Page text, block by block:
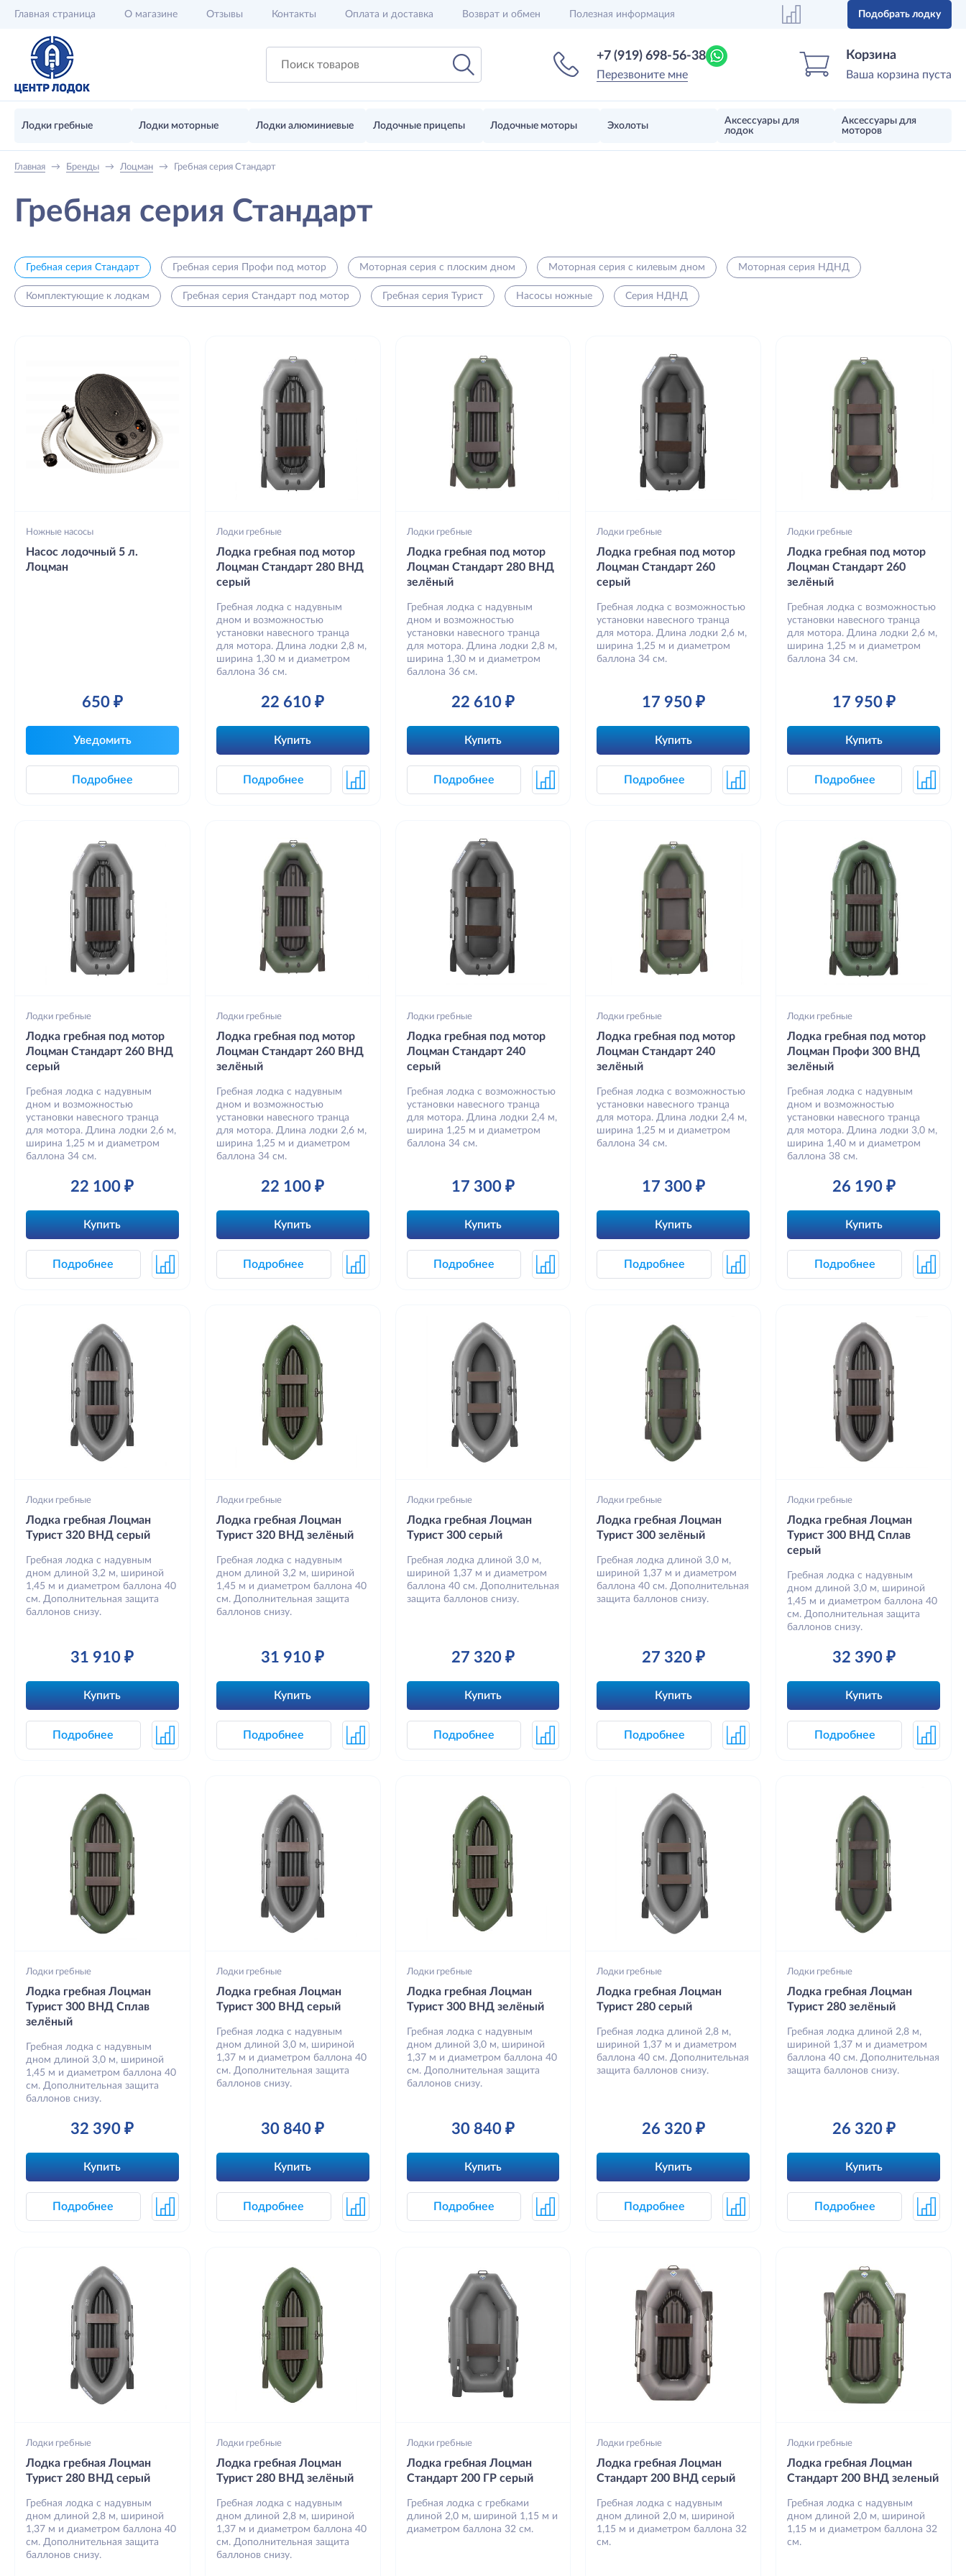
Главная страница О магазине Отзывы Контакты Оплата и доставка Возврат и обмен Полезная информация Подобрать лодку
Корзина
Ваша корзина пуста
+7 (919) 698-56-38
Перезвоните мне
Лодки гребные Лодки моторные Лодки алюминиевые Лодочные прицепы Лодочные моторы Эхолоты
Аксессуары для
лодок
Аксессуары для
моторов
Главная → Бренды → Лоцман → Гребная серия Стандарт
Гребная серия Стандарт
Гребная серия Стандарт Гребная серия Профи под мотор Моторная серия с плоским дном Моторная серия с килевым дном Моторная серия НДНД
Комплектующие к лодкам Гребная серия Стандарт под мотор Гребная серия Турист Насосы ножные Серия НДНД
Ножные насосы
Насос лодочный 5 л.
Лоцман
650 ₽
Уведомить
Подробнее
Лодки гребные
Лодка гребная под мотор
Лоцман Стандарт 280 ВНД
серый
Гребная лодка с надувным
дном и возможностью
установки навесного транца
для мотора. Длина лодки 2,8 м,
ширина 1,30 м и диаметром
баллона 36 см.
22 610 ₽
Купить
Подробнее
Лодки гребные
Лодка гребная под мотор
Лоцман Стандарт 280 ВНД
зелёный
Гребная лодка с надувным
дном и возможностью
установки навесного транца
для мотора. Длина лодки 2,8 м,
ширина 1,30 м и диаметром
баллона 36 см.
22 610 ₽
Купить
Подробнее
Лодки гребные
Лодка гребная под мотор
Лоцман Стандарт 260
серый
Гребная лодка с возможностью
установки навесного транца
для мотора. Длина лодки 2,6 м,
ширина 1,25 м и диаметром
баллона 34 см.
17 950 ₽
Купить
Подробнее
Лодки гребные
Лодка гребная под мотор
Лоцман Стандарт 260
зелёный
Гребная лодка с возможностью
установки навесного транца
для мотора. Длина лодки 2,6 м,
ширина 1,25 м и диаметром
баллона 34 см.
17 950 ₽
Купить
Подробнее
Лодки гребные
Лодка гребная под мотор
Лоцман Стандарт 260 ВНД
серый
Гребная лодка с надувным
дном и возможностью
установки навесного транца
для мотора. Длина лодки 2,6 м,
ширина 1,25 м и диаметром
баллона 34 см.
22 100 ₽
Купить
Подробнее
Лодки гребные
Лодка гребная под мотор
Лоцман Стандарт 260 ВНД
зелёный
Гребная лодка с надувным
дном и возможностью
установки навесного транца
для мотора. Длина лодки 2,6 м,
ширина 1,25 м и диаметром
баллона 34 см.
22 100 ₽
Купить
Подробнее
Лодки гребные
Лодка гребная под мотор
Лоцман Стандарт 240
серый
Гребная лодка с возможностью
установки навесного транца
для мотора. Длина лодки 2,4 м,
ширина 1,25 м и диаметром
баллона 34 см.
17 300 ₽
Купить
Подробнее
Лодки гребные
Лодка гребная под мотор
Лоцман Стандарт 240
зелёный
Гребная лодка с возможностью
установки навесного транца
для мотора. Длина лодки 2,4 м,
ширина 1,25 м и диаметром
баллона 34 см.
17 300 ₽
Купить
Подробнее
Лодки гребные
Лодка гребная под мотор
Лоцман Профи 300 ВНД
зелёный
Гребная лодка с надувным
дном и возможностью
установки навесного транца
для мотора. Длина лодки 3,0 м,
ширина 1,40 м и диаметром
баллона 38 см.
26 190 ₽
Купить
Подробнее
Лодки гребные
Лодка гребная Лоцман
Турист 320 ВНД серый
Гребная лодка с надувным
дном длиной 3,2 м, шириной
1,45 м и диаметром баллона 40
см. Дополнительная защита
баллонов снизу.
31 910 ₽
Купить
Подробнее
Лодки гребные
Лодка гребная Лоцман
Турист 320 ВНД зелёный
Гребная лодка с надувным
дном длиной 3,2 м, шириной
1,45 м и диаметром баллона 40
см. Дополнительная защита
баллонов снизу.
31 910 ₽
Купить
Подробнее
Лодки гребные
Лодка гребная Лоцман
Турист 300 серый
Гребная лодка длиной 3,0 м,
шириной 1,37 м и диаметром
баллона 40 см. Дополнительная
защита баллонов снизу.
27 320 ₽
Купить
Подробнее
Лодки гребные
Лодка гребная Лоцман
Турист 300 зелёный
Гребная лодка длиной 3,0 м,
шириной 1,37 м и диаметром
баллона 40 см. Дополнительная
защита баллонов снизу.
27 320 ₽
Купить
Подробнее
Лодки гребные
Лодка гребная Лоцман
Турист 300 ВНД Сплав
серый
Гребная лодка с надувным
дном длиной 3,0 м, шириной
1,45 м и диаметром баллона 40
см. Дополнительная защита
баллонов снизу.
32 390 ₽
Купить
Подробнее
Лодки гребные
Лодка гребная Лоцман
Турист 300 ВНД Сплав
зелёный
Гребная лодка с надувным
дном длиной 3,0 м, шириной
1,45 м и диаметром баллона 40
см. Дополнительная защита
баллонов снизу.
32 390 ₽
Купить
Подробнее
Лодки гребные
Лодка гребная Лоцман
Турист 300 ВНД серый
Гребная лодка с надувным
дном длиной 3,0 м, шириной
1,37 м и диаметром баллона 40
см. Дополнительная защита
баллонов снизу.
30 840 ₽
Купить
Подробнее
Лодки гребные
Лодка гребная Лоцман
Турист 300 ВНД зелёный
Гребная лодка с надувным
дном длиной 3,0 м, шириной
1,37 м и диаметром баллона 40
см. Дополнительная защита
баллонов снизу.
30 840 ₽
Купить
Подробнее
Лодки гребные
Лодка гребная Лоцман
Турист 280 серый
Гребная лодка длиной 2,8 м,
шириной 1,37 м и диаметром
баллона 40 см. Дополнительная
защита баллонов снизу.
26 320 ₽
Купить
Подробнее
Лодки гребные
Лодка гребная Лоцман
Турист 280 зелёный
Гребная лодка длиной 2,8 м,
шириной 1,37 м и диаметром
баллона 40 см. Дополнительная
защита баллонов снизу.
26 320 ₽
Купить
Подробнее
Лодки гребные
Лодка гребная Лоцман
Турист 280 ВНД серый
Гребная лодка с надувным
дном длиной 2,8 м, шириной
1,37 м и диаметром баллона 40
см. Дополнительная защита
баллонов снизу.
Лодки гребные
Лодка гребная Лоцман
Турист 280 ВНД зелёный
Гребная лодка с надувным
дном длиной 2,8 м, шириной
1,37 м и диаметром баллона 40
см. Дополнительная защита
баллонов снизу.
Лодки гребные
Лодка гребная Лоцман
Стандарт 200 ГР серый
Гребная лодка с гребками
длиной 2,0 м, шириной 1,15 м и
диаметром баллона 32 см.
Лодки гребные
Лодка гребная Лоцман
Стандарт 200 ВНД серый
Гребная лодка с надувным
дном длиной 2,0 м, шириной
1,15 м и диаметром баллона 32
см.
Лодки гребные
Лодка гребная Лоцман
Стандарт 200 ВНД зеленый
Гребная лодка с надувным
дном длиной 2,0 м, шириной
1,15 м и диаметром баллона 32
см.